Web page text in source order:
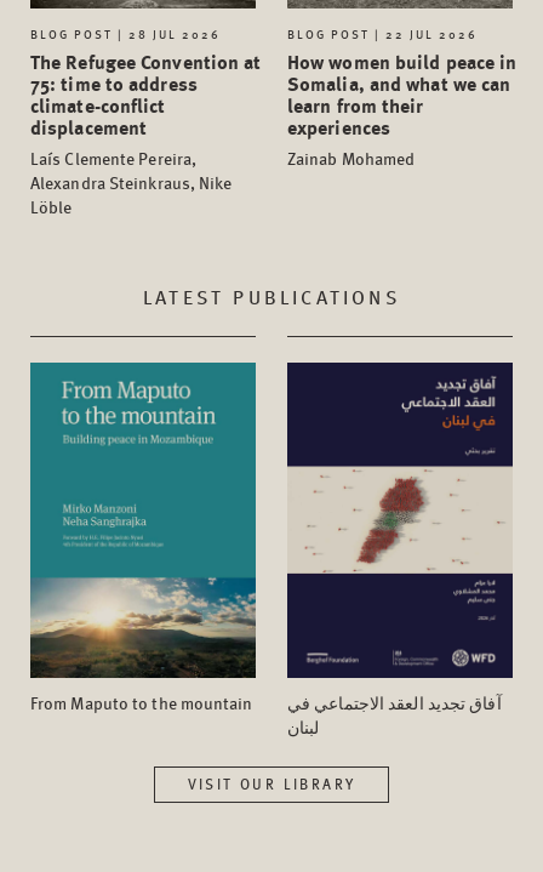
BLOG POST | 28 JUL 2026
The Refugee Convention at
75: time to address
climate-conflict
displacement
Laís Clemente Pereira,
Alexandra Steinkraus, Nike
Löble
BLOG POST | 22 JUL 2026
How women build peace in
Somalia, and what we can
learn from their
experiences
Zainab Mohamed
LATEST PUBLICATIONS
From Maputo to the mountain
آفاق تجدید العقد الاجتماعي في
لبنان
VISIT OUR LIBRARY